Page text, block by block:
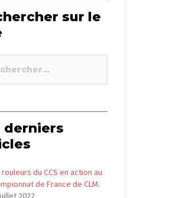
sur le
derniers
rouleurs du CCS en action au
de France de CLM.
2022